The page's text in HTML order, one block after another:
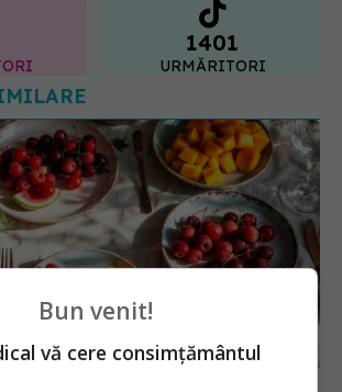
care ne poate ucide pe timp de
Bun venit!
vă cere consimțământul